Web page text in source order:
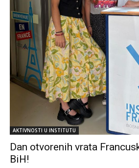
AKTIVNOSTI U INSTITUTU
Dan otvorenih vrata
BiH!